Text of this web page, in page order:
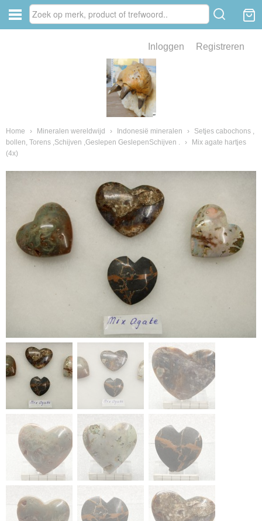
Inloggen Registreren
Home › Mineralen wereldwijd › Indonesië mineralen ›
Setjes cabochons ,
bollen, Torens ,Schijven ,Geslepen GeslepenSchijven .
›
Mix agate hartjes
(4x)
van fossielen en mineralen